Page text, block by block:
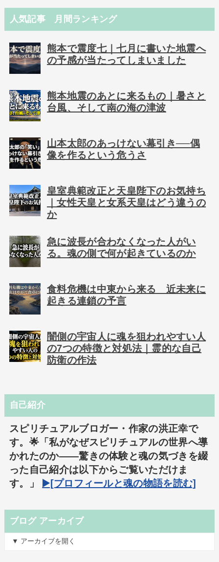
人気記事 月間ランキング
熊本で震度七｜七月に書いた地震へ
の予感が当たってしまいました
熊本地震のあとに来るもの｜暑さと
台風、そして南の海の津波
山本太郎のあっけない幕引き──偶
像を作るという危うさ
皇室典範改正と天皇陛下のお気持ち
｜女性天皇と女系天皇はどう違うの
か
急に波長が合わなくなった人がい
る。魂の側で何が起きているのか
食料危機は中東から来る 近未来に
起きる連鎖の予言
闇側の宇宙人に魂を狙われやすい人
の7つの特徴と対処法｜霊的な自己
防衛の作法
自己紹介
スピリチュアルブロガー・作家の洪正幸で
す。🌟「私がなぜスピリチュアルの世界へ導
かれたのか――驚きの体験と魂の気づきを綴
った自己紹介は以下からご覧いただけま
す。」
▶️[プロフィールと魂の物語を読む]
ブログ アーカイブ
▼ アーカイブを開く